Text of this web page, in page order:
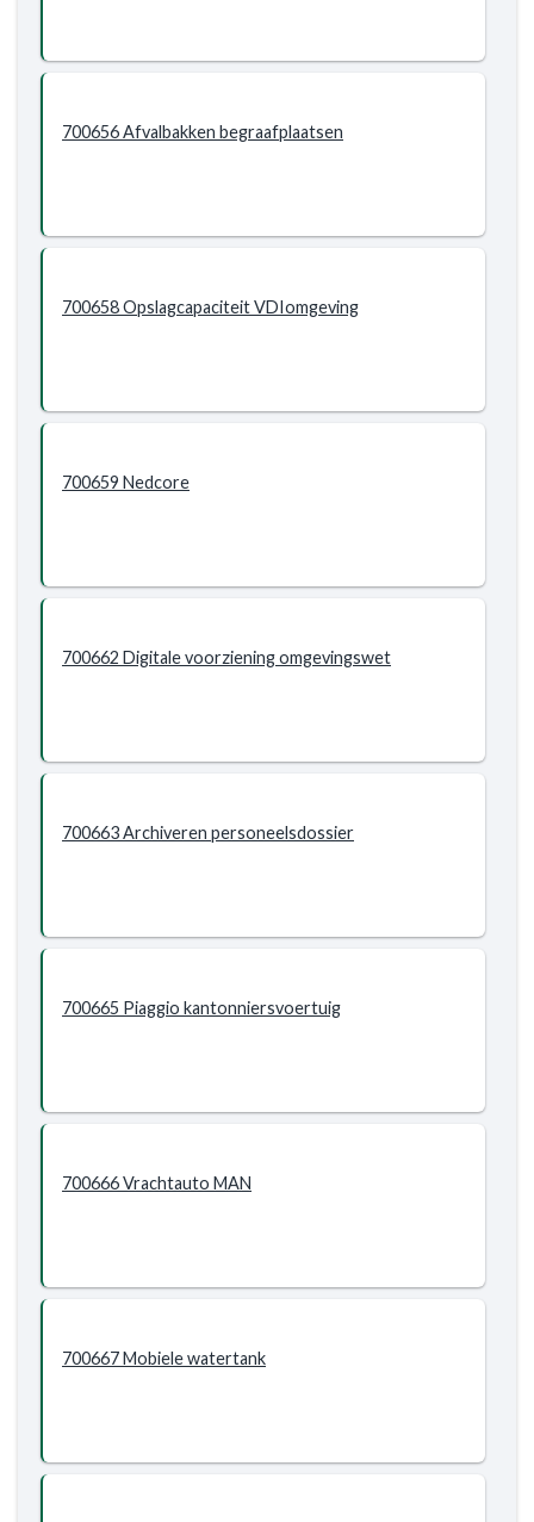
700656 Afvalbakken begraafplaatsen
700658 Opslagcapaciteit VDIomgeving
700659 Nedcore
700662 Digitale voorziening omgevingswet
700663 Archiveren personeelsdossier
700665 Piaggio kantonniersvoertuig
700666 Vrachtauto MAN
700667 Mobiele watertank